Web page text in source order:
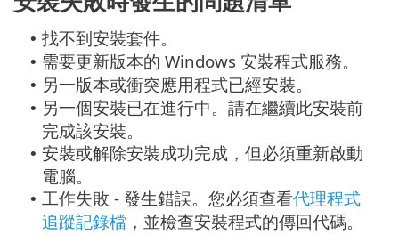
• 找不到安裝套件。
• 需要更新版本的 Windows 安裝程式服務。
• 另一版本或衝突應用程式已經安裝。
• 另一個安裝已在進行中。請在繼續此安裝前
完成該安裝。
• 安裝或解除安裝成功完成，但必須重新啟動
電腦。
• 工作失敗 - 發生錯誤。您必須查看代理程式
追蹤記錄檔 ，並檢查安裝程式的傳回代碼。